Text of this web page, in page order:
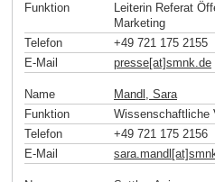
Funktion
Leiterin Referat
Marketing
Telefon
+49 721 175 2155
E-Mail
presse[at]smnk.de
Name
Mandl, Sara
Funktion
Wissenschaftliche
Telefon
+49 721 175 2156
E-Mail